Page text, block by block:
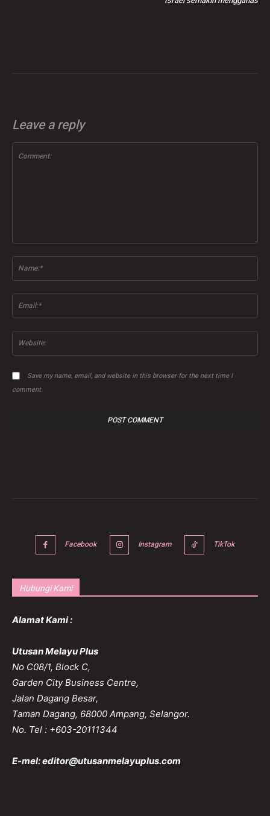
Leave a reply
Save my name, email, and website in this browser for the next time I
comment.
Facebook Instagram TikTok
Hubungi Kami
Alamat Kami :
Utusan Melayu Plus
No C08/1, Block C,
Garden City Business Centre,
Jalan Dagang Besar,
Taman Dagang, 68000 Ampang, Selangor.
No. Tel : +603-20111344
E-mel:editor@utusanmelayuplus.com